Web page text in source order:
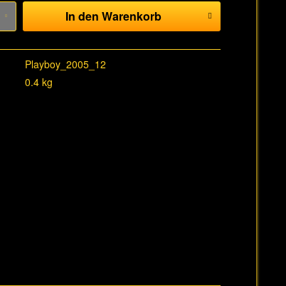
In den Warenkorb
Playboy_2005_12
0.4 kg